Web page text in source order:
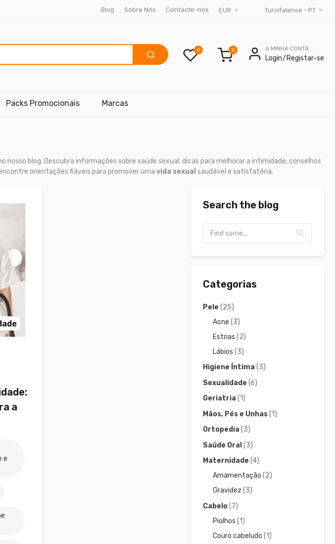
EUR Turcifalense - PT
Blog Sobre Nós Contacte-nos
0 A MINHA CONTA
Login Registar-se
Packs Promocionais Marcas
blog. Descubra informações sobre saúde sexual, dicas para melhorar a intimidade, conselhos
orientações fiáveis para promover uma vida sexual saudável e satisfatória.
a
e
Search the blog
Categorias
Pele (25)
Acne (3)
Estrias (2)
Lábios (3)
Higiene Íntima (3)
Sexualidade (6)
Geriatria (1)
Mãos, Pés e Unhas (1)
Ortopedia (3)
Saúde Oral (3)
Maternidade (4)
Amamentação (2)
Gravidez (3)
Cabelo(7)
Piolhos (1)
Couro cabeludo (1)